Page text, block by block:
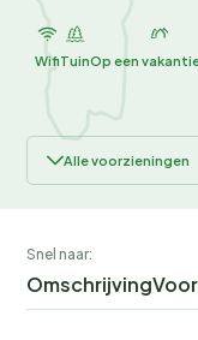
WifiTuinOp een
Alle voorzieningen
Snel naar:
Omschrijving